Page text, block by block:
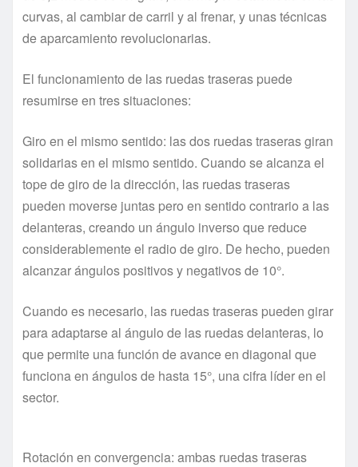
curvas, al cambiar de carril y al frenar, y unas técnicas
de aparcamiento revolucionarias.
El funcionamiento de las ruedas traseras puede
resumirse en tres situaciones:
Giro en el mismo sentido: las dos ruedas traseras giran
solidarias en el mismo sentido. Cuando se alcanza el
tope de giro de la dirección, las ruedas traseras
pueden moverse juntas pero en sentido contrario a las
delanteras, creando un ángulo inverso que reduce
considerablemente el radio de giro. De hecho, pueden
alcanzar ángulos positivos y negativos de 10°.
Cuando es necesario, las ruedas traseras pueden girar
para adaptarse al ángulo de las ruedas delanteras, lo
que permite una función de avance en diagonal que
funciona en ángulos de hasta 15°, una cifra líder en el
sector.
Rotación en convergencia: ambas ruedas traseras